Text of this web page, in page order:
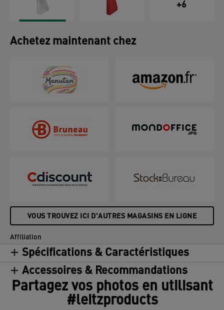
+6
Achetez maintenant chez
VOUS TROUVEZ ICI D'AUTRES MAGASINS EN LIGNE
Affiliation
Spécifications & Caractéristiques
Accessoires & Recommandations
Partagez vos photos en utilisant
#leitzproducts